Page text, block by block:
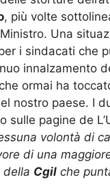
, più volte
Una
i sindacati che
innalzamento
ormai ha
nostro paese. I
sulle pagine de
volontà di
di una
della Cgil che